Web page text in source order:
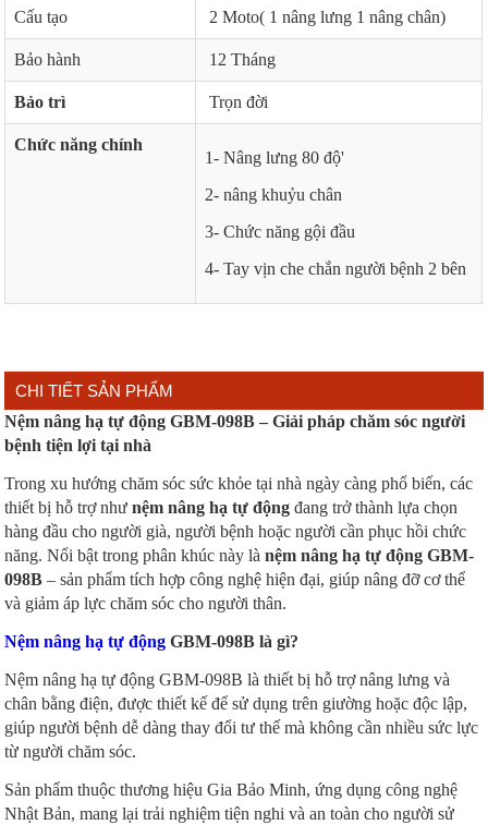
Cấu tạo 2 Moto( 1 nâng lưng 1 nâng chân)
Bảo hành 12 Tháng
Bảo trì Trọn đời
Chức năng chính
1- Nâng lưng 80 độ'
2- nâng khuỷu chân
3- Chức năng gội đầu
4- Tay vịn che chắn người bệnh 2 bên
CHI TIẾT SẢN PHẨM
Nệm nâng hạ tự động GBM-098B – Giải pháp chăm sóc người
bệnh tiện lợi tại nhà
Trong xu hướng chăm sóc sức khỏe tại nhà ngày càng phổ biến, các
thiết bị hỗ trợ nhưnệm nâng hạ tự động đang trở thành lựa chọn
hàng đầu cho người già, người bệnh hoặc người cần phục hồi chức
năng. Nổi bật trong phân khúc này lànệm nâng hạ tự động GBM-
098B – sản phẩm tích hợp công nghệ hiện đại, giúp nâng đỡ cơ thể
và giảm áp lực chăm sóc cho người thân.
Nệm nâng hạ tự động GBM-098B là gì?
Nệm nâng hạ tự động GBM-098B là thiết bị hỗ trợ nâng lưng và
chân bằng điện, được thiết kế để sử dụng trên giường hoặc độc lập,
giúp người bệnh dễ dàng thay đổi tư thế mà không cần nhiều sức lực
từ người chăm sóc.
Sản phẩm thuộc thương hiệu Gia Bảo Minh, ứng dụng công nghệ
Nhật Bản, mang lại trải nghiệm tiện nghi và an toàn cho người sử